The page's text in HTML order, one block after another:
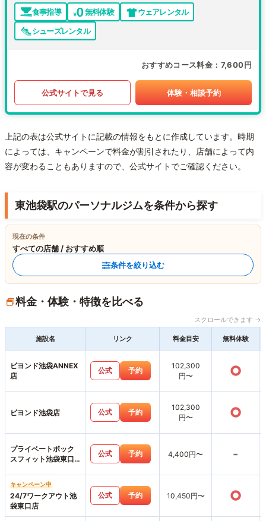
食事指導 無料体験
ウェアレンタル
シューズレンタル
おすすめコース料金 7,600円
公式サイトで見る 体験・相談予約
上記の表は公式サイトに記載の情報をもとに作成しています。時期
によっては、キャンペーンで料金が割引されたり、店舗によって内
容が変わることもありますので、公式サイトでご確認ください。
東池袋駅のパーソナルジムを条件から探す
現在の条件
すべての店舗 / おすすめ順
条件を絞り込む
料金・体験・特徴を比べる
スクロールできます →
施設名 リンク 料金目安 無料体験
ビヨンド池袋ANNEX
店
公式 予約
102,300
円〜
○
ビヨンド池袋店 公式 予約
102,300
円〜
○
プライベートボック
スフィット池袋東口
公式 予約 4,400円〜 -
キャンペーン中
24/7ワークアウト池
袋東口店
公式 予約 10,450円〜 ○